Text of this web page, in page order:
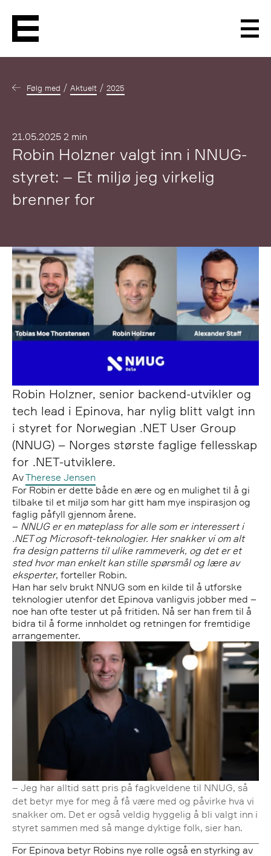
Følg med Aktuelt 2025
21.05.2025 2 min
Robin Holzner valgt inn i NNUG-
styret: – Et miljø jeg virkelig
brenner for
Robin Holzner, senior backend-utvikler og
tech lead i Epinova, har nylig blitt valgt inn
i styret for Norwegian .NET User Group
(NNUG) – Norges største faglige fellesskap
for .NET-utviklere.
AvTherese Jensen
For Robin er dette både en ære og en mulighet til å gi
tilbake til et miljø som har gitt ham mye inspirasjon og
faglig påfyll gjennom årene.
– NNUG er en møteplass for alle som er interessert i
.NET og Microsoft-teknologier. Her snakker vi om alt
fra design patternstil ulike rammeverk, og det er et
sted hvor man enkelt kan stille spørsmål og lære av
eksperter, forteller Robin.
Han har selv brukt NNUG som en kilde til å utforske
teknologier utenfor det Epinova vanligvis jobber med –
noe han ofte tester ut på fritiden. Nå ser han frem til å
bidra til å forme innholdet og retningen for fremtidige
arrangementer.
– Jeg har alltid satt pris på fagkveldene til NNUG, så
det betyr mye for meg å få være med og påvirke hva vi
snakker om. Det er også veldig hyggelig å bli valgt inn i
styret sammen med så mange dyktige folk, sier han.
For Epinova betyr Robins nye rolle også en styrking av